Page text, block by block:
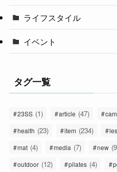
ライフスタイル
イベント
タグ一覧
23SS (1) article (47)
health (23) item (234)
mat (4) media (7) new
outdoor (12) pilates (4)